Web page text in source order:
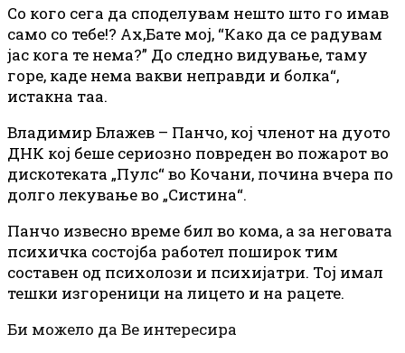
Со кого сега да споделувам нешто што го имав
само со тебе!? Ах,Бате мој, “Како да се радувам
јас кога те нема?” До следно видување, таму
горе, каде нема вакви неправди и болка“,
истакна таа.
Владимир Блажев – Панчо, кој членот на дуото
ДНК кој беше сериозно повреден во пожарот во
дискотеката „Пулс“ во Кочани, почина вчера по
долго лекување во „Систина“.
Панчо извесно време бил во кома, а за неговата
психичка состојба работел поширок тим
составен од психолози и психијатри. Тој имал
тешки изгореници на лицето и на рацете.
Би можело да Ве интересира